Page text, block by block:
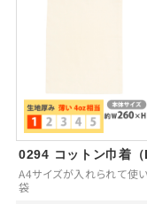
0294 コットン巾着
A4サイズが入れられて使
袋